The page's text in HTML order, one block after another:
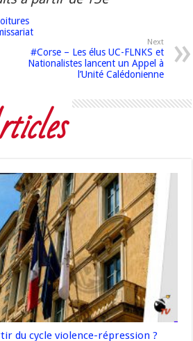
Next
#Corse – Les élus UC-FLNKS et
Nationalistes lancent un Appel à
l’Unité Calédonienne
du cycle violence-répression ?